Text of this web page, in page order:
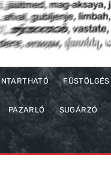
FÜSTÖLGÉS
PAZARLÓ SUGÁRZÓ